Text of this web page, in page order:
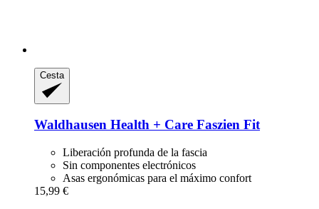
Cesta
Waldhausen Health + Care Faszien Fit
Liberación profunda de la fascia
Sin componentes electrónicos
Asas ergonómicas para el máximo confort
15,99 €